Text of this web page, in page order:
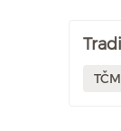
TČM